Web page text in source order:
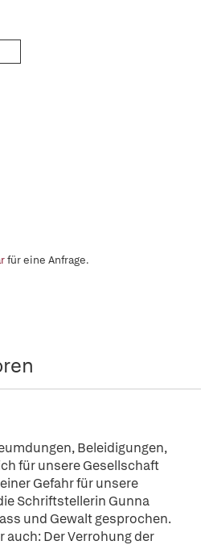
für eine Anfrage.
Beleidigungen,
für unsere Gesellschaft
Gefahr für unsere
Schriftstellerin Gunna
und Gewalt gesprochen.
auch: Der Verrohung der